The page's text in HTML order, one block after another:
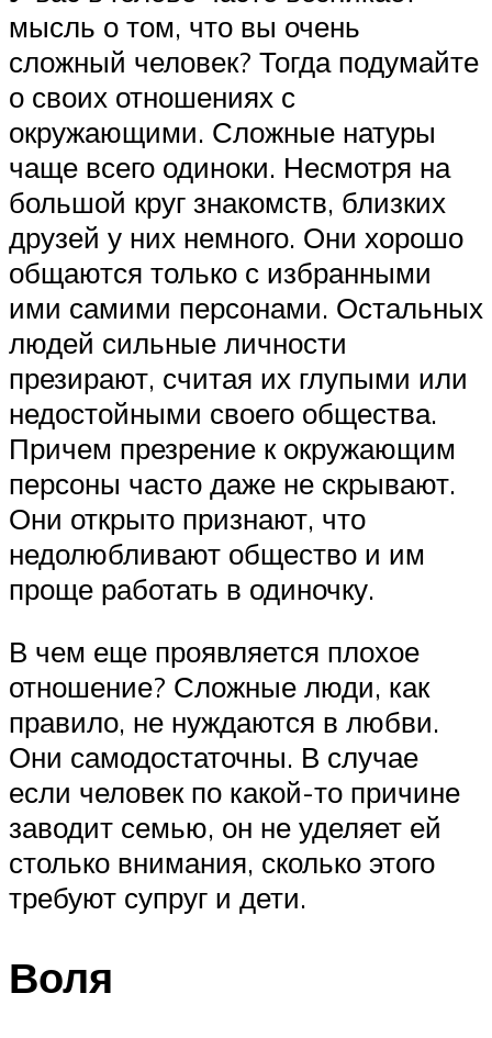
мысль о том, что вы очень
сложный человек? Тогда подумайте
о своих отношениях с
окружающими. Сложные натуры
чаще всего одиноки. Несмотря на
большой круг знакомств, близких
друзей у них немного. Они хорошо
общаются только с избранными
ими самими персонами. Остальных
людей сильные личности
презирают, считая их глупыми или
недостойными своего общества.
Причем презрение к окружающим
персоны часто даже не скрывают.
Они открыто признают, что
недолюбливают общество и им
проще работать в одиночку.
В чем еще проявляется плохое
отношение? Сложные люди, как
правило, не нуждаются в любви.
Они самодостаточны. В случае
если человек по какой-то причине
заводит семью, он не уделяет ей
столько внимания, сколько этого
требуют супруг и дети.
Воля